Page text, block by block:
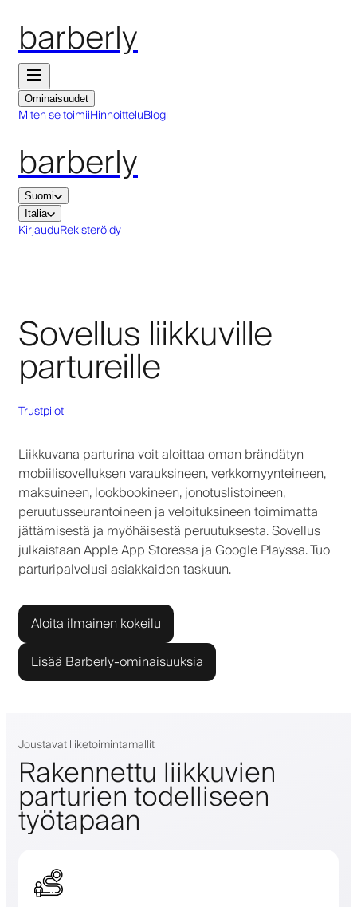
barberly
Ominaisuudet
Miten se toimiiHinnoitteluBlogi
barberly
Suomi
Italia
KirjauduRekisteröidy
Sovellus liikkuville
partureille
Trustpilot
Liikkuvana parturina voit aloittaa oman brändätyn
mobiilisovelluksen varauksineen, verkkomyynteineen,
maksuineen, lookbookineen, jonotuslistoineen,
peruutusseurantoineen ja veloituksineen toimimatta
jättämisestä ja myöhäisestä peruutuksesta. Sovellus
julkaistaan Apple App Storessa ja Google Playssa. Tuo
parturipalvelusi asiakkaiden taskuun.
Aloita ilmainen kokeilu
Lisää Barberly-ominaisuuksia
Joustavat liiketoimintamallit
Rakennettu liikkuvien
parturien todelliseen
työtapaan